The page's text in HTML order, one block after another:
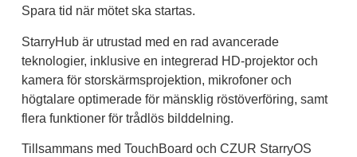
Spara tid när mötet ska startas.
StarryHub är utrustad med en rad avancerade
teknologier, inklusive en integrerad HD-projektor och
kamera för storskärmsprojektion, mikrofoner och
högtalare optimerade för mänsklig röstöverföring, samt
flera funktioner för trådlös bilddelning.
Tillsammans med TouchBoard och CZUR StarryOS